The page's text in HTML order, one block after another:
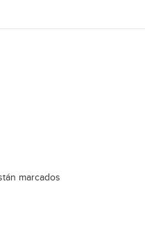
marcados